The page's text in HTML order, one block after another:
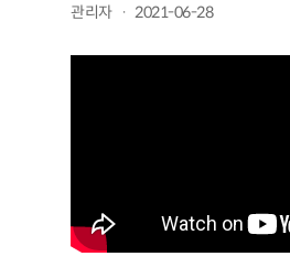
관리자 2021-06-28